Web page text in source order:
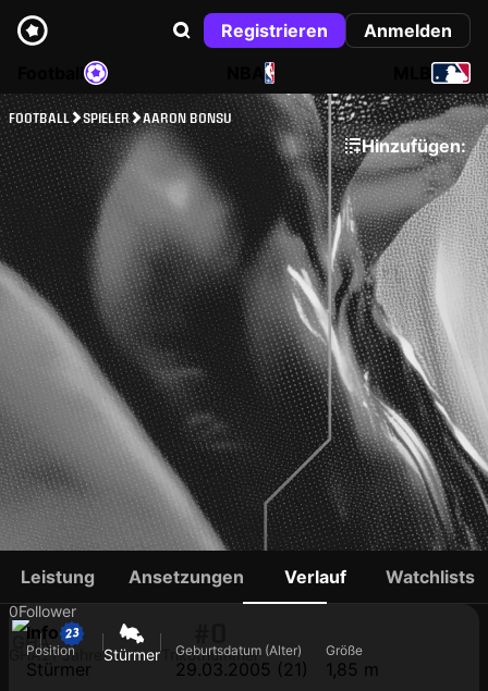
Registrieren
Anmelden
NBA
FOOTBALL SPIELER AARON BONSU
Hinzufügen:
AARON BONSU
0Follower
GHA21 Jahre Stürmer Trikotnummer
Leistung Ansetzungen Verlauf Watchlists
Info
Position
Stürmer
Geburtsdatum (Alter)
29.03.2005 (21)
Größe
1,85 m